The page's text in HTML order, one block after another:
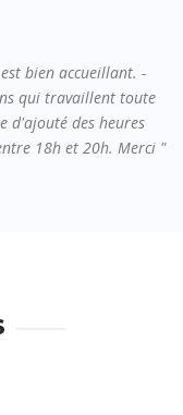
bien accueillant. -
qui travaillent toute
d'ajouté des heures
18h et 20h. Merci "